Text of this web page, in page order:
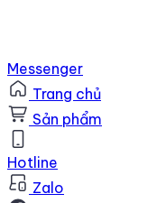
Messenger
Trang chủ
Sản phẩm
Hotline
Zalo